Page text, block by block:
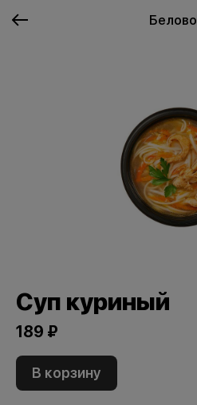
Белово
Суп куриный
189 ₽
В корзину